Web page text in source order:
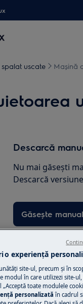
uscate Mașină
Descarcă
Nu mai găsești
Descarcă
Găsește
Solicită
Ai o problemă cu
nu o poţi rezolva
experienţă
site-ul, precum și în
modul în care utilizezi site-
toate modulele
personalizată în cadrul